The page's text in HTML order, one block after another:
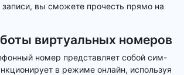
записи, вы сможете прочесть прямо на
виртуальных номеров
номер представляет собой сим-
в режиме онлайн, используя